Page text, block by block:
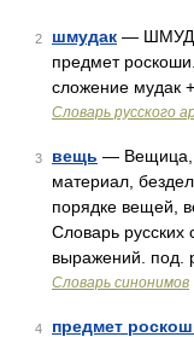
2 шмудак —
предмет
сложение мудак
Словарь русского
3 вещь — Вещица,
материал,
порядке вещей,
Словарь
выражений. под.
Словарь синонимов
4 предмет